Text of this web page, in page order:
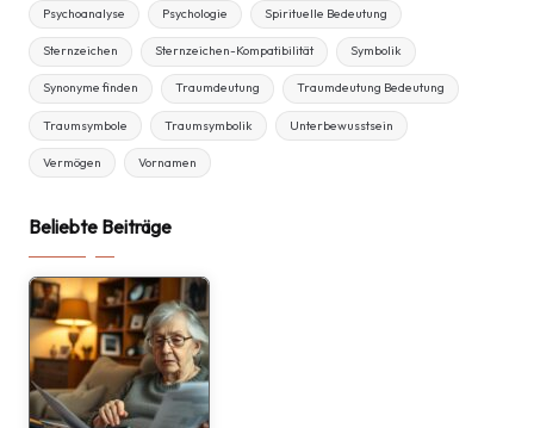
Psychoanalyse Psychologie Spirituelle Bedeutung
Sternzeichen Sternzeichen-Kompatibilität Symbolik
Synonyme finden Traumdeutung Traumdeutung Bedeutung
Traumsymbole Traumsymbolik Unterbewusstsein
Vermögen Vornamen
Beliebte Beiträge